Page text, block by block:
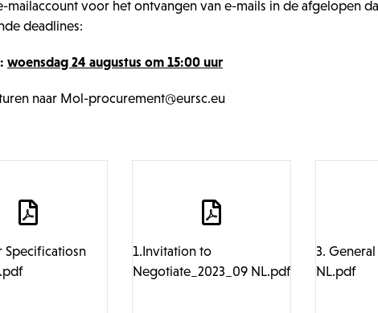
voor het ontvangen van e-mails in de afgelopen
deadlines:
woensdag 24 augustus om 15:00 uur
naar Mol-procurement@eursc.eu
Specificatiosn
1.Invitation to
Negotiate_2023_09 NL.pdf
3.
NL.pdf